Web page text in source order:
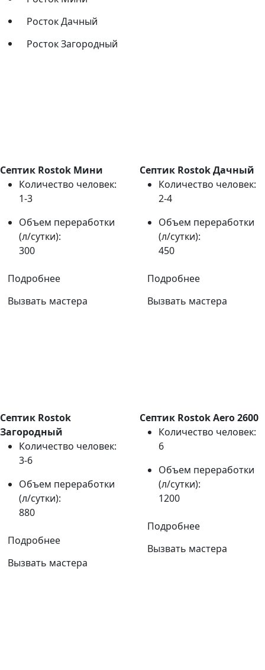
Росток Дачный
Росток Загородный
Септик Rostok Мини
Количество человек:
1-3
Объем переработки
(л/сутки):
300
Подробнее
Вызвать мастера
Септик Rostok Дачный
Количество человек:
2-4
Объем переработки
(л/сутки):
450
Подробнее
Вызвать мастера
Септик Rostok
Загородный
Количество человек:
3-6
Объем переработки
(л/сутки):
880
Подробнее
Вызвать мастера
Септик Rostok Aero 2600
Количество человек:
6
Объем переработки
(л/сутки):
1200
Подробнее
Вызвать мастера